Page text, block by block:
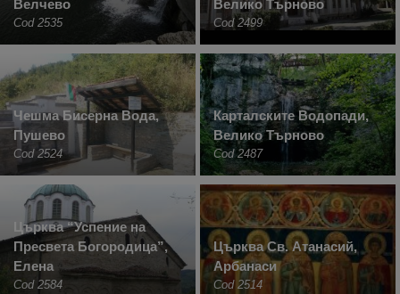
Велчево
Cod 2535
Велико Търново
Cod 2499
Чешма Бисерна Вода,
Пушево
Cod 2524
Карталските Водопади,
Велико Търново
Cod 2487
Църква “Успение на
Пресвета Богородица”,
Елена
Cod 2584
Църква Св. Атанасий,
Арбанаси
Cod 2514